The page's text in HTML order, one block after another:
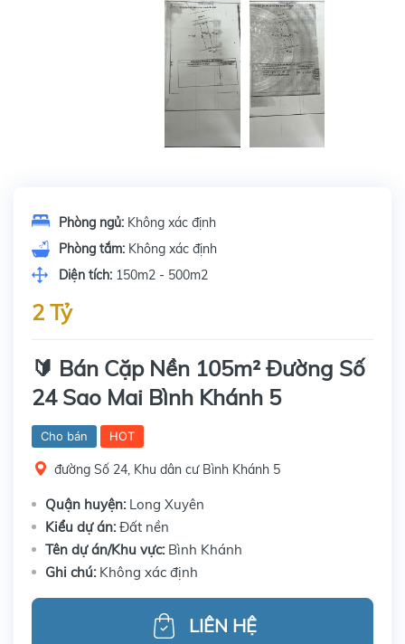
Phòng ngủ: Không xác định
Phòng tắm: Không xác định
Diện tích: 150m2 - 500m2
2 Tỷ
🔰 Bán Cặp Nền 105m² Đường Số
24 Sao Mai Bình Khánh 5
Cho bán HOT
đường Số 24, Khu dân cư Bình Khánh 5
Quận huyện: Long Xuyên
Kiểu dự án:Đất nền
Tên dự án/Khu vực: Bình Khánh
Ghi chú: Không xác định
LIÊN HỆ